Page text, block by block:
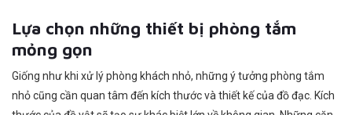
Lựa chọn những thiết bị phòng tắm
mỏng gọn
Giống như khi xử lý phòng khách nhỏ, những ý tưởng phòng tắm
nhỏ cũng cần quan tâm đến kích thước và thiết kế của đồ đạc. Kích